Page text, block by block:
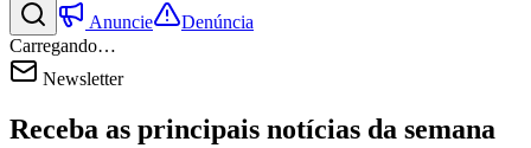
Anuncie
Denúncia
Carregando…
Newsletter
Receba as principais notícias da semana